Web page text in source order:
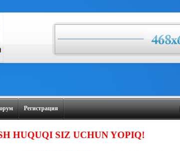
Регистрация
HUQUQI SIZ UCHUN YOPIQ!